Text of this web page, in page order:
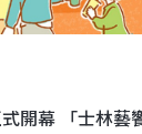
開幕 「士林藝